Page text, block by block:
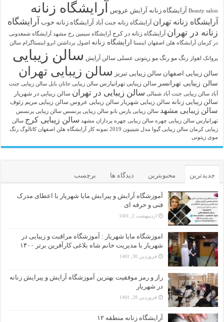
Beauty salon آرايشگاه زنانه آرایش عروس آرایشگاه زنانه
آرایشگاه زنانه تهران آرایشگاه زنانه جنت آباد آرایشگاه زنانه خوب آرایشگاه
زنانه در تهران آرایشگاه زنانه در کرج آرایشگاه سیمین رخ مشهد آرایشگاه شمعدونی
در کرمان آرایشگاه هلن اصفهان اینستا ارایشگاه زنانه اصول برداشتن ابرو اینستاگرام سالن
پروانک اهواز رنگ مو رنگ مو زیتونی عسلی سالن آرایش سالن زیبایی
سالن زیبایی اصفهان سالن زیبایی تبریز سالن زیبایی تهران
سالن زیبایی تهرانسر سالن زیبایی تهرانپارس سالن زیبایی جانان بابل سالن زیبایی جنت
آباد سالن زیبایی جنت آباد شمالی سالن زیبایی در تهران سالن زیبایی در شهریار
سالن زیبایی زنانه سالن زیبایی شهریار سالن زیبایی عروس سالن زیبایی مریم رئوف
سالن زیبایی مشهد سالن زیبایی پارس بانو سالن زیبایی پرنسس سالن زیبایی پرنسس
تهرانپارس سالن زیبایی چهره سالن زیبایی چهره پردازان مشهد سالن زیبایی کرج سالن
زیبایی کرمان سالن زیبایی گیوا مدل شینیون 2019 نمونه کار آرایشگاه هلن اصفهان کاتالوگ رنگ
موی زیتونی
جدیدترین محبوبترین دیدگاه ها برچسب
آموزشگاه آرایش و پیرایش مایا شهریار با اعطای مدرک
فنی و حرفه ای
اردیبهشت 2, 1401
اموزشگاه مایا شهریار : آموزشگاه مراقبت و زیبایی در
شهریار با مدیریت خانم شاه بلاغی کارآفرین برتر ۱۴۰۰
فروردین 30, 1401
راز و رمز موفقیت بهترین آموزشگاه آرایش و پیرایش زنانه
در شهریار
فروردین 28, 1401
آرایشگاه زنانه منطقه ۱۲